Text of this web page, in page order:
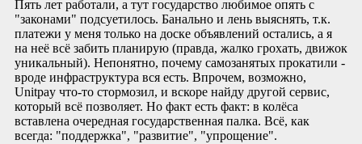
Пять лет работали, а тут государство любимое опять с
"законами" подсуетилось. Банально и лень выяснять, т.к.
платежи у меня только на доске объявлений остались, а я
на неё всё забить планирую (правда, жалко грохать, движок
уникальный). Непонятно, почему самозанятых прокатили -
вроде инфраструктура вся есть. Впрочем, возможно,
Unitpay что-то стормозил, и вскоре найду другой сервис,
который всё позволяет. Но факт есть факт: в колёса
вставлена очередная государственная палка. Всё, как
всегда: "поддержка", "развитие", "упрощение".